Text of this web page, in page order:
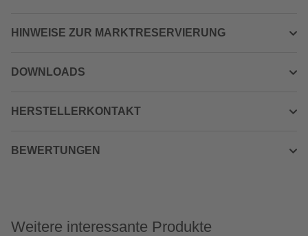
HINWEISE ZUR MARKTRESERVIERUNG
DOWNLOADS
HERSTELLERKONTAKT
BEWERTUNGEN
Weitere interessante Produkte